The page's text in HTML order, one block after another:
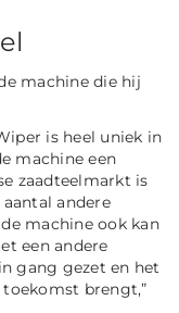
machine die hij
is heel uniek in
machine een
zaadteelmarkt is
andere
machine ook kan
een andere
gang gezet en het
toekomst brengt,”